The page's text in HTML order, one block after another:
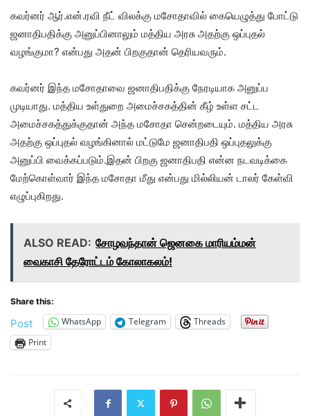
கவர்னர் ஆர்.என்.ரவி நீட் விலக்கு மசோதாவில் கையெழுத்து போட்டு
ஜனாதிபதிக்கு அனுப்பினாலும் மத்திய அரசு அதற்கு ஒப்புதல்
வழங்குமா? என்பது அதன் பிறகுதான் தெரியவரும்.
கவர்னர் இந்த மசோதாவை ஜனாதிபதிக்கு நேரடியாக அனுப்ப
முடியாது. மத்திய உள்துறை அமைச்சகத்தின் கீழ் உள்ள சட்ட
அமைச்சகத்துக்குதான் அந்த மசோதா சென்றடையும். மத்திய அரசு
அதற்கு ஒப்புதல் வழங்கினால் மட்டுமே ஜனாதிபதி ஒப்புதலுக்கு
அனுப்பி வைக்கப்படும்.இதன் பிறகு ஜனாதிபதி என்ன நடவடிக்கை
மேற்கொள்வார் இந்த மசோதா மீது என்பது மில்லியன் டாலர் கேள்வி
எழுப்புகிறது.
ALSO READ: சோழவந்தான் ஜெனகை மாரியம்மன்
வைகாசி தேரோட்டம் கோலாகலம்!
Share this:
Post WhatsApp Telegram
Threads
Print